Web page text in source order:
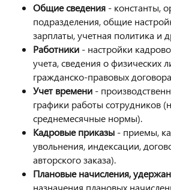
Общие сведения - константы,
подразделения, общие
зарплаты, учетная политика и
Работники - настройки
учета, сведения о физических
гражданско-правовых
Учет времени -
графики работы сотрудников
среднемесячные нормы).
Кадровые приказы - приемы,
увольнения, индексации,
авторского заказа).
Плановые начисления,
назначения плановых